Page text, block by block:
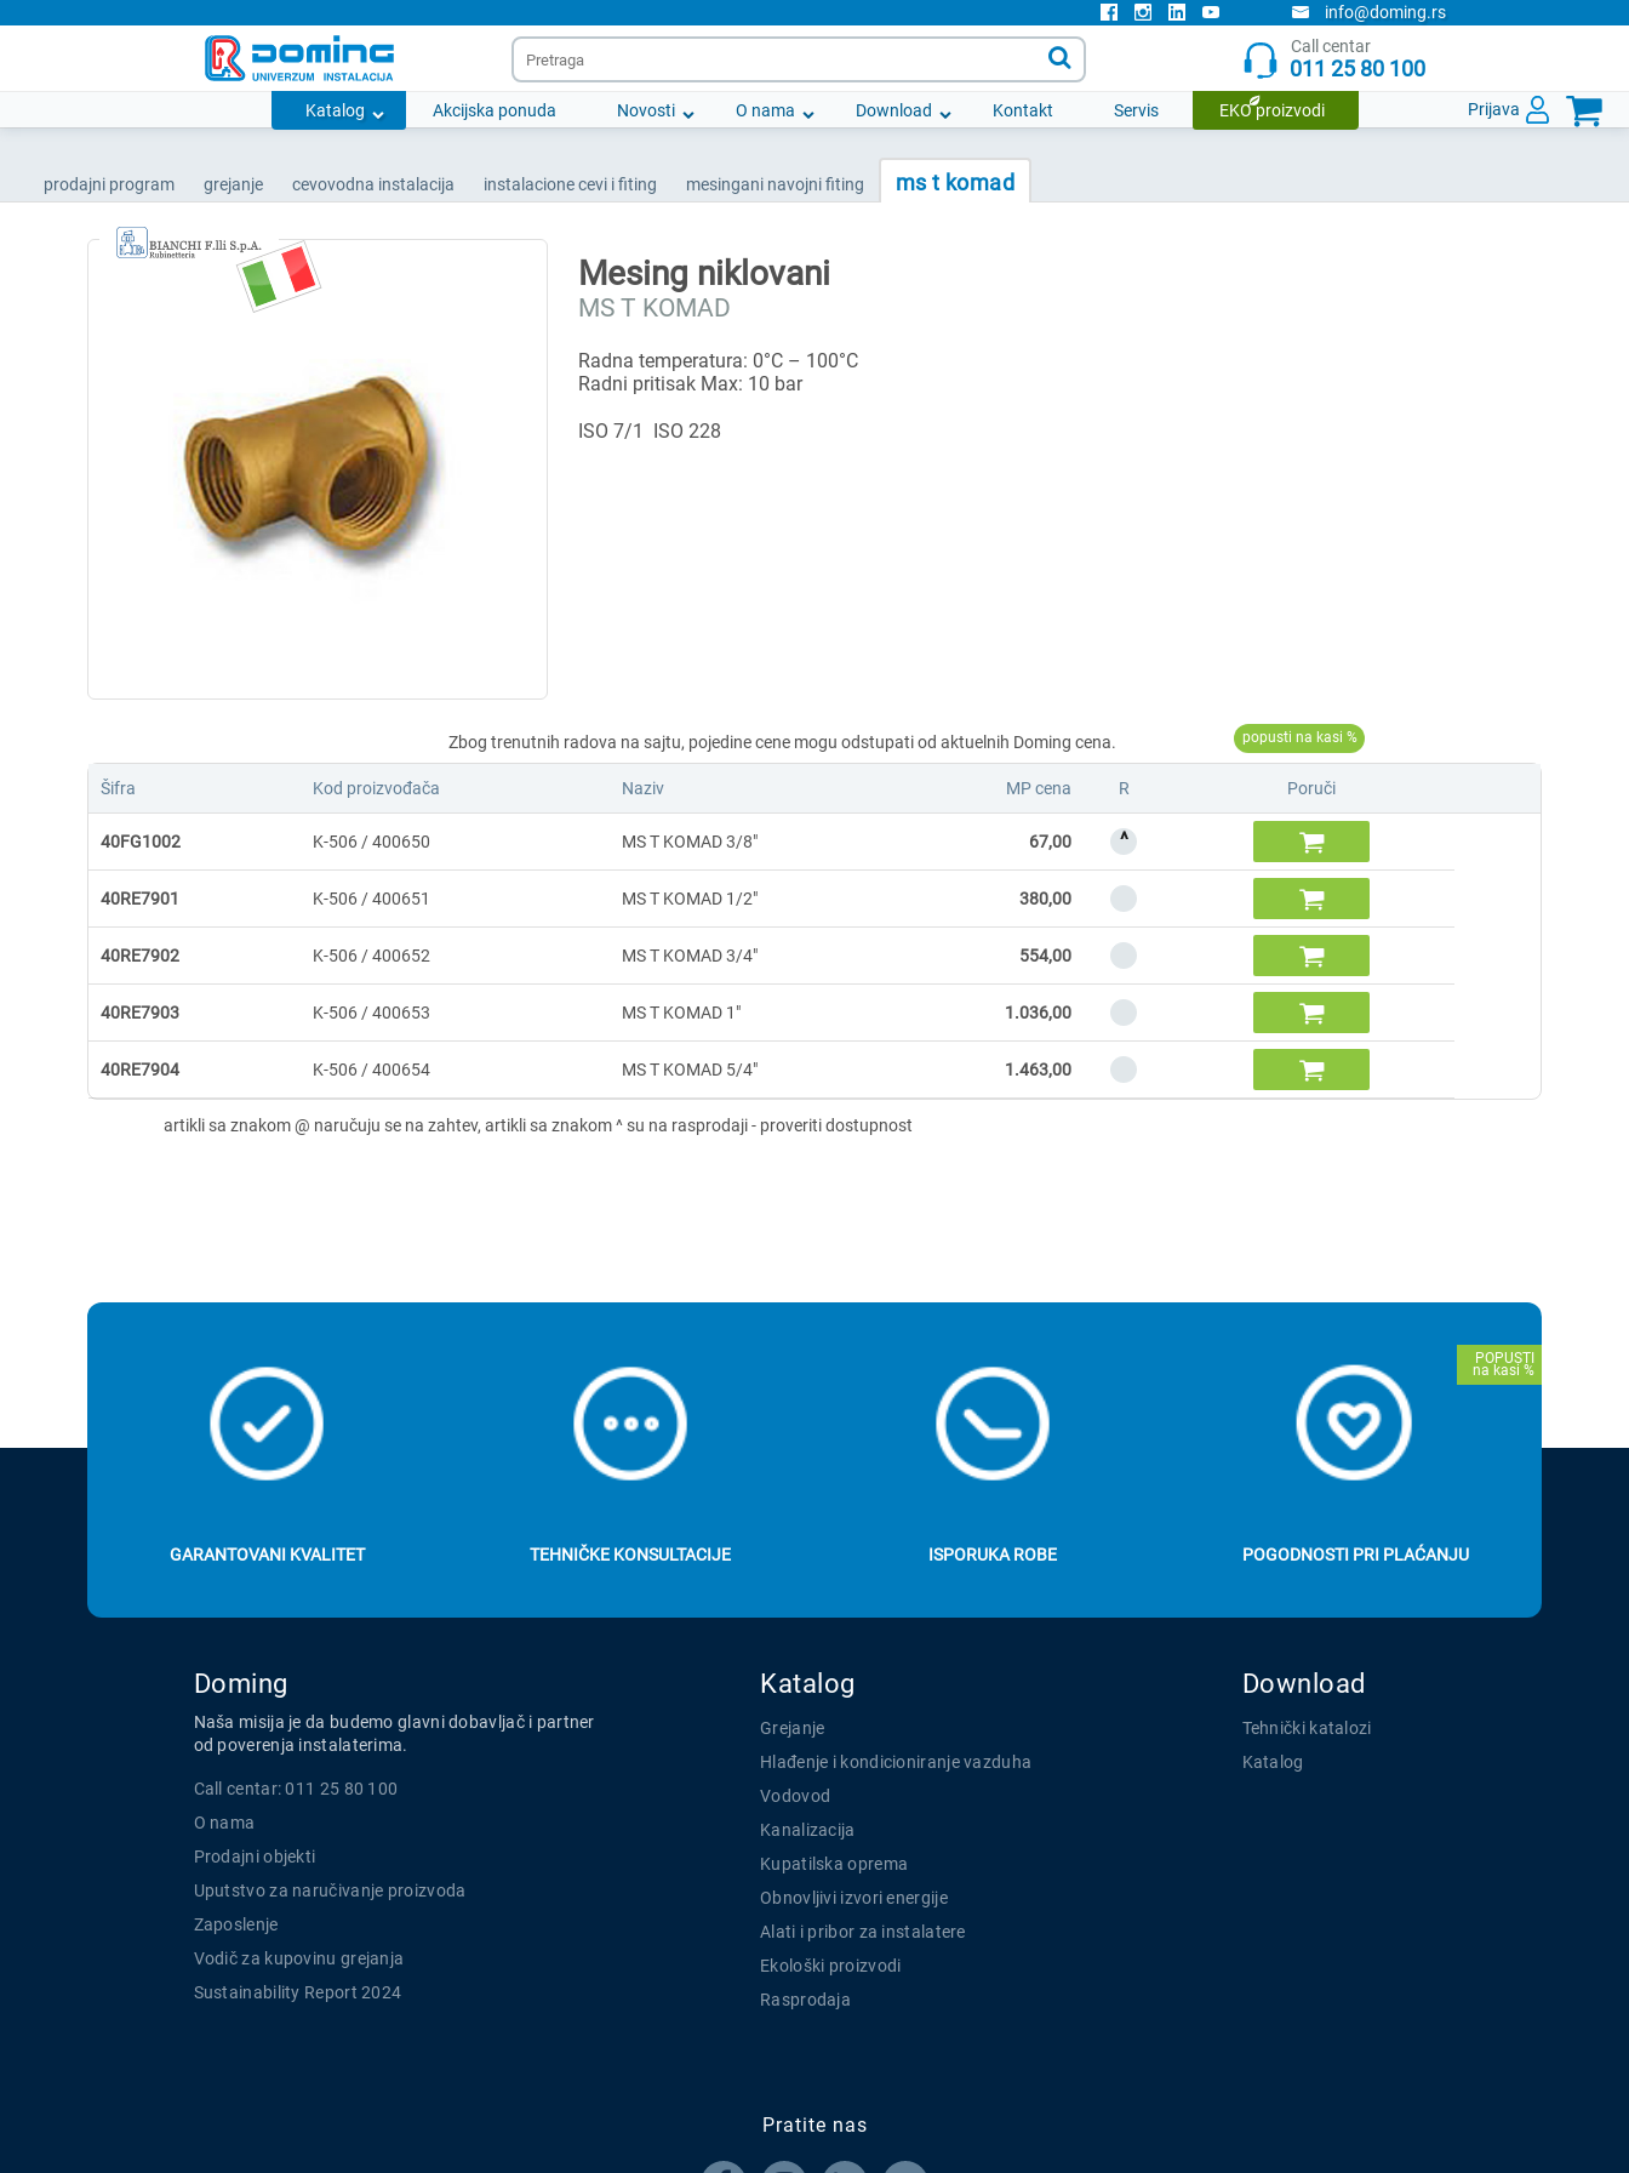
info@doming.rs
Call centar
011 25 80 100
Katalog Akcijska ponuda Novosti O nama Download Kontakt Servis EKO proizvodi Prijava 

prodajni program grejanje cevovodna instalacija instalacione cevi i fiting mesingani navojni fiting ms t komad
Mesing niklovani
MS T KOMAD
Radna temperatura: 0°C – 100°C
Radni pritisak Max: 10 bar
ISO 7/1 ISO 228
Šifra Kod proizvođača Naziv MP cena R Poruči
40FG1002 K-506 / 400650 MS T KOMAD 3/8" 67,00 ^ 
40RE7901 K-506 / 400651 MS T KOMAD 1/2" 380,00 
40RE7902 K-506 / 400652 MS T KOMAD 3/4" 554,00 
40RE7903 K-506 / 400653 MS T KOMAD 1" 1.036,00 
40RE7904 K-506 / 400654 MS T KOMAD 5/4" 1.463,00 
GARANTOVANI KVALITET TEHNIČKE KONSULTACIJE ISPORUKA ROBE POGODNOSTI PRI PLAĆANJU
Doming
Naša misija je da budemo glavni dobavljač i partner
od poverenja instalaterima.
Call centar: 011 25 80 100
O nama
Prodajni objekti
Uputstvo za naručivanje proizvoda
Zaposlenje
Vodič za kupovinu grejanja
Sustainability Report 2024
Katalog
Grejanje
Hlađenje i kondicioniranje vazduha
Vodovod
Kanalizacija
Kupatilska oprema
Obnovljivi izvori energije
Alati i pribor za instalatere
Ekološki proizvodi
Rasprodaja
Download
Tehnički katalozi
Katalog
Pratite nas